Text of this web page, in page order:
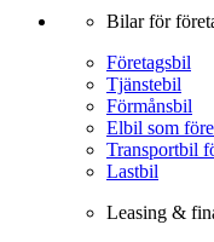
Bilar för
Företagsbil
Tjänstebil
Förmånsbil
Elbil som
Transportbil
Lastbil
Leasing &